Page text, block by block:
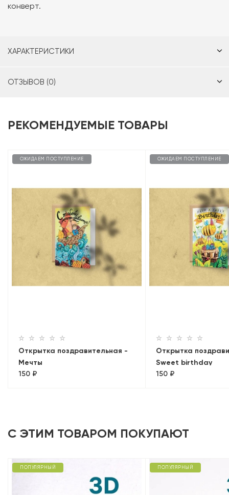
конверт.
ХАРАКТЕРИСТИКИ
ОТЗЫВОВ (0)
РЕКОМЕНДУЕМЫЕ ТОВАРЫ
ОЖИДАЕМ ПОСТУПЛЕНИЕ
Открытка поздравительная -
Мечты
150 ₽
ОЖИДАЕМ ПОСТУПЛЕНИЕ
Открытка
Sweet birthday
150 ₽
С ЭТИМ ТОВАРОМ ПОКУПАЮТ
ПОПУЛЯРНЫЙ ПОПУЛЯРНЫЙ